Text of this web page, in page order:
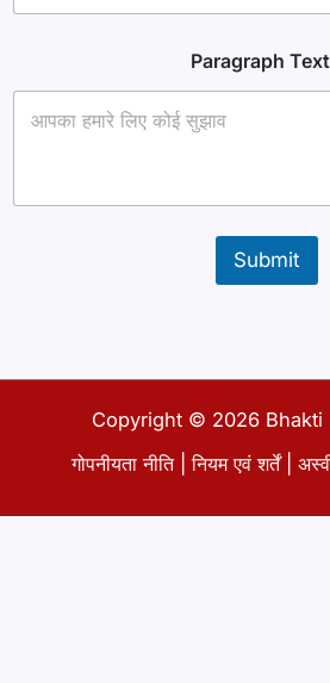
p
*
Paragraph Text
Submit
Copyright © 2026 Bhakti
गोपनीयता नीति|नियम एवं शर्तें|